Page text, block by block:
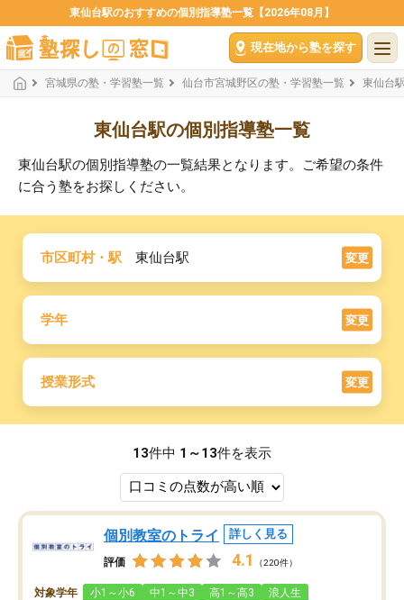
東仙台駅のおすすめの個別指導塾一覧【2026年08月】
現在地から塾を探す
宮城県の塾・学習塾一覧 仙台市宮城野区の塾・学習塾一覧 東仙台
東仙台駅の個別指導塾一覧
東仙台駅の個別指導塾の一覧結果となります。ご希望の条件
に合う塾をお探しください。
市区町村・駅 東仙台駅 変更
学年 変更
授業形式 変更
13件中 1～13件を表示
個別教室のトライ 詳しく見る
評価 4.1 （220件）
対象学年 小1～小6 中1～中3 高1～高3 浪人生